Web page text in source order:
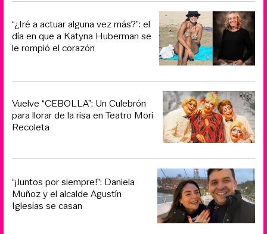
“¿Iré a actuar alguna vez más?”: el
día en que a Katyna Huberman se
le rompió el corazón
Vuelve “CEBOLLA”: Un Culebrón
para llorar de la risa en Teatro Mori
Recoleta
“¡Juntos por siempre!”: Daniela
Muñoz y el alcalde Agustín
Iglesias se casan